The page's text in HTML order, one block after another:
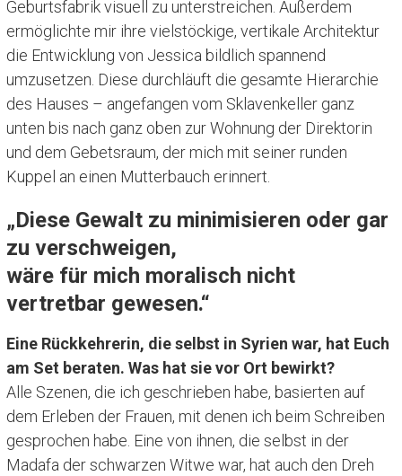
Geburtsfabrik visuell zu unterstreichen. Außerdem
ermöglichte mir ihre vielstöckige, vertikale Architektur
die Entwicklung von Jessica bildlich spannend
umzusetzen. Diese durchläuft die gesamte Hierarchie
des Hauses – angefangen vom Sklavenkeller ganz
unten bis nach ganz oben zur Wohnung der Direktorin
und dem Gebetsraum, der mich mit seiner runden
Kuppel an einen Mutterbauch erinnert.
„Diese Gewalt zu minimisieren oder gar
zu verschweigen,
wäre für mich moralisch nicht
vertretbar gewesen.“
Eine Rückkehrerin, die selbst in Syrien war, hat Euch
am Set beraten. Was hat sie vor Ort bewirkt?
Alle Szenen, die ich geschrieben habe, basierten auf
dem Erleben der Frauen, mit denen ich beim Schreiben
gesprochen habe. Eine von ihnen, die selbst in der
Madafa der schwarzen Witwe war, hat auch den Dreh